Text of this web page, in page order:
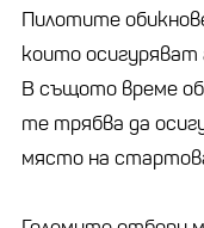
Пилотите
които
В същото време
те трябва да
място на